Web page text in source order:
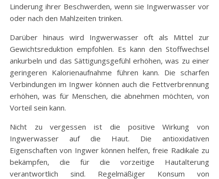
Linderung ihrer Beschwerden, wenn sie Ingwerwasser vor
oder nach den Mahlzeiten trinken.
Darüber hinaus wird Ingwerwasser oft als Mittel zur
Gewichtsreduktion empfohlen. Es kann den Stoffwechsel
ankurbeln und das Sättigungsgefühl erhöhen, was zu einer
geringeren Kalorienaufnahme führen kann. Die scharfen
Verbindungen im Ingwer können auch die Fettverbrennung
erhöhen, was für Menschen, die abnehmen möchten, von
Vorteil sein kann.
Nicht zu vergessen ist die positive Wirkung von
Ingwerwasser auf die Haut. Die antioxidativen
Eigenschaften von Ingwer können helfen, freie Radikale zu
bekämpfen, die für die vorzeitige Hautalterung
verantwortlich sind. Regelmäßiger Konsum von